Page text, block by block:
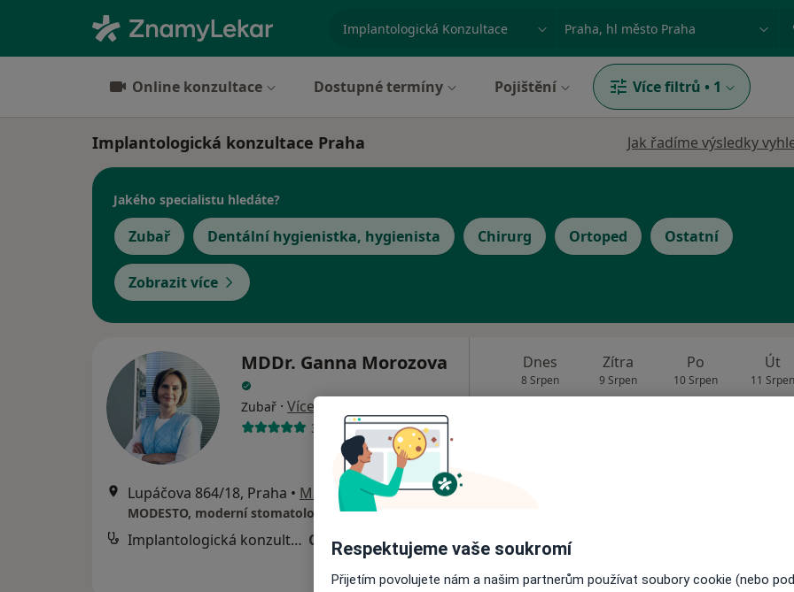
specializace, nemoc nebo příjmení Město nebo region
Online konzultace Dostupné termíny Pojištění Více filtrů • 1
Implantologická konzultace Praha Jak řadíme výsledky
Jakého specialistu hledáte?
Zubař Dentální hygienistka, hygienista Chirurg Ortoped Ostatní
Zobrazit více
MDDr. Ganna Morozova
Zubař · Více
319 názorů
Lupáčova 864/18, Praha • Mapa
MODESTO, moderní stomatologie
Implantologická konzultace Cena nebyla přidána
Dnes
8 Srpen
Zítra
9 Srpen
Po
10 Srpen
Út
11 Srpen
Respektujeme vaše soukromí
Přijetím povolujete nám a našim partnerům používat soubory cookie (nebo